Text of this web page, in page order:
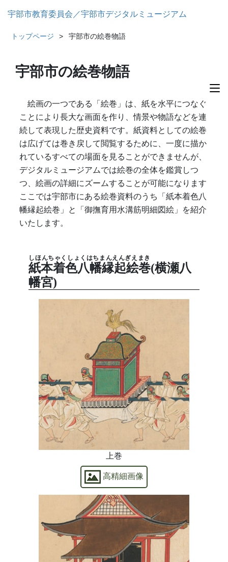
宇部市教育委員会／宇部市デジタルミュージアム
トップページ 宇部市の絵巻物語
宇部市の絵巻物語
絵画の一つである「絵巻」は、紙を水平につなぐ
ことにより長大な画面を作り、情景や物語などを連
続して表現した歴史資料です。紙資料としての絵巻
は広げては巻き戻して閲覧するために、一度に描か
れているすべての場面を見ることができませんが、
デジタルミュージアムでは絵巻の全体を鑑賞しつ
つ、絵画の詳細にズームすることが可能になります
ここでは宇部市にある絵巻資料のうち「紙本着色八
幡縁起絵巻」と「御撫育用水溝筋明細図絵」を紹介
いたします。
紙本着色八幡縁起絵巻
しほんちゃくしょくはちまんえんぎえまき
(横瀬八
幡宮)
上巻
高精細画像